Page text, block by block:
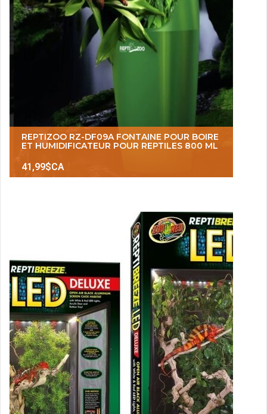
REPTIZOO RZ-DF09A FONTAINE POUR BOIRE
ET HUMIDIFICATEUR POUR REPTILES 800 ML
41,99$CA